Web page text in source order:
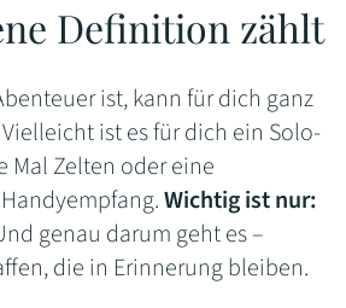
Definition zählt
ist, kann für dich ganz
ist es für dich ein Solo-
Mal Zelten oder eine
Wichtig ist nur:
genau darum geht es –
die in Erinnerung bleiben.